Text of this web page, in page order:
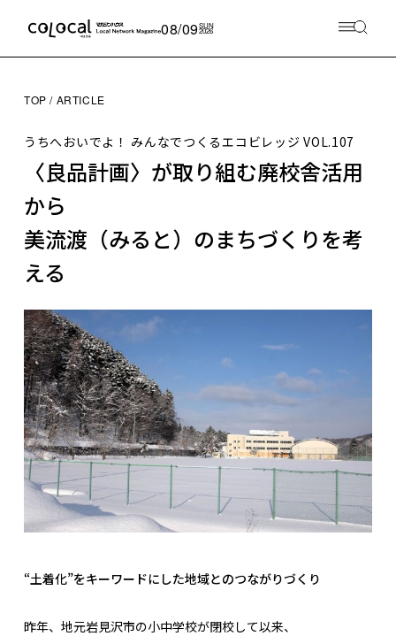
08/09SUN
2026
TOP ARTICLE
うちへおいでよ！ みんなでつくるエコビレッジVOL.107
〈良品計画〉が取り組む廃校舎活用
から
美流渡（みると）のまちづくりを考
える
“土着化”をキーワードにした地域とのつながりづくり
昨年、地元岩見沢市の小中学校が閉校して以来、